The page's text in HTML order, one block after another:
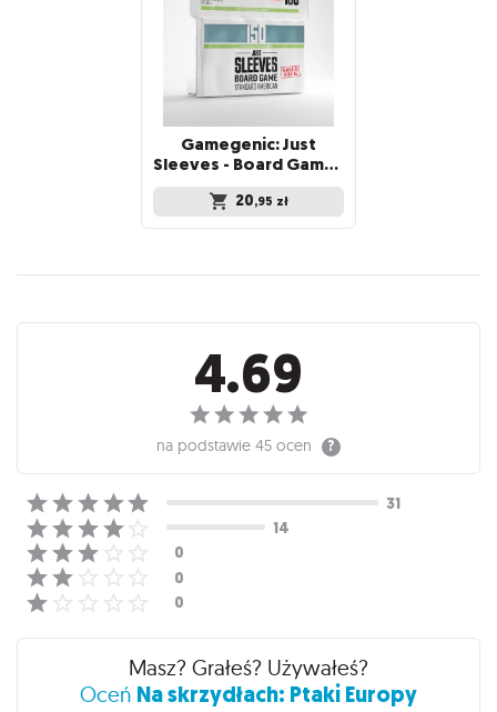
Gamegenic: Just
Sleeves - Board Game Sleeves (59 x 91 mm) 150 sztuk, Clear
20,95 zł
Recenzje
4.69
na podstawie45 ocen
Masz? Grałeś? Używałeś?
Oceń Na skrzydłach: Ptaki Europy